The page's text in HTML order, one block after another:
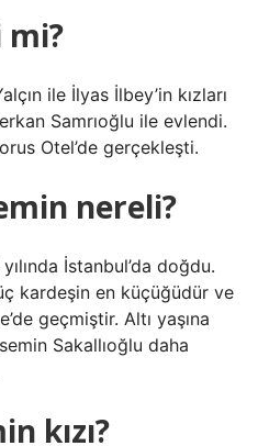
mi?
ile İlyas İlbey’in kızları
Samrıoğlu ile evlendi.
Otel’de gerçekleşti.
nereli?
İstanbul’da doğdu.
kardeşin en küçüğüdür ve
geçmiştir. Altı yaşına
Sakallıoğlu daha
kızı?